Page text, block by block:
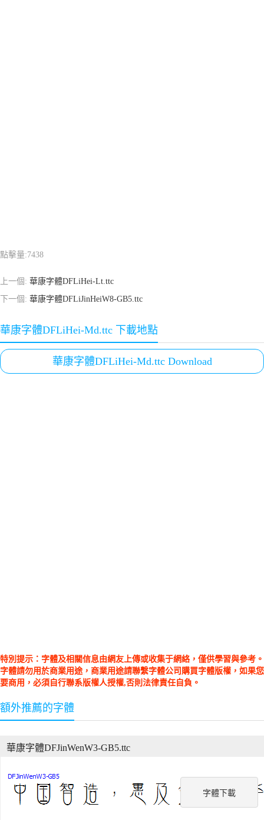
點擊量:7438
上一個: 華康字體DFLiHei-Lt.ttc
下一個: 華康字體DFLiJinHeiW8-GB5.ttc
華康字體DFLiHei-Md.ttc 下載地點
華康字體DFLiHei-Md.ttc Download
特別提示：字體及相關信息由網友上傳或收集于網絡，僅供學習與參考。
字體請勿用於商業用途，商業用途請聯繫字體公司購買字體版權，如果您
要商用，必須自行聯系版權人授權,否則法律責任自負。
額外推薦的字體
字體下載
華康字體DFJinWenW3-GB5.ttc